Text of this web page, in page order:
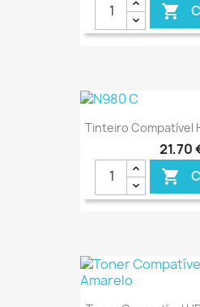

Tinteiro Compatível
21,70
